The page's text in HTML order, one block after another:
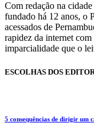
Com redação na
fundado há 12 anos, o
acessados de
rapidez da internet
imparcialidade que o
ESCOLHAS DOS
5 consequências de dirigir um